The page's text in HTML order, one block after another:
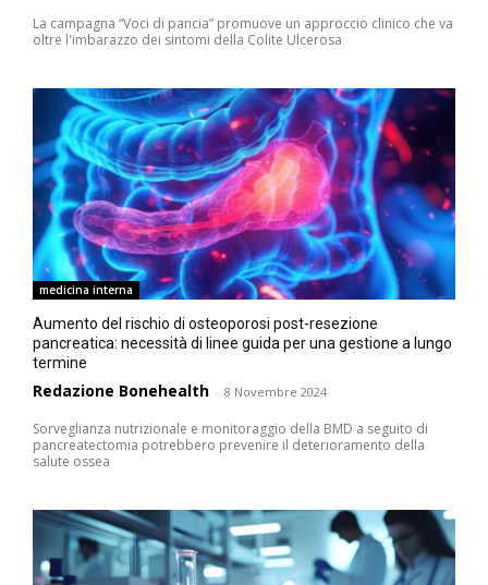
La campagna “Voci di pancia” promuove un approccio clinico che va
oltre l'imbarazzo dei sintomi della Colite Ulcerosa
medicina interna
Aumento del rischio di osteoporosi post-resezione
pancreatica: necessità di linee guida per una gestione a lungo
termine
Redazione Bonehealth - 8 Novembre 2024
Sorveglianza nutrizionale e monitoraggio della BMD a seguito di
pancreatectomia potrebbero prevenire il deterioramento della
salute ossea